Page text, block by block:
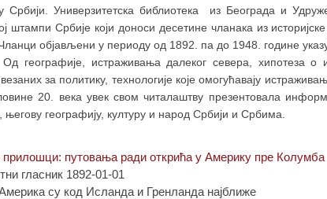
Универзитетска библиотека из Београда и
штампи Србије који доноси десетине чланака из
објављени у периоду од 1892. па до 1948. године
Од географије, истраживања далеког севера, хипотеза
за политику, технологије које омогућавају
20. века увек свом читалаштву презентовала
његову географију, културу и народ Србији и Србима.
прилошци: путовања ради открића у Америку пре Колумба
гласник 1892-01-01
су код Исланда и Гренланда најближе